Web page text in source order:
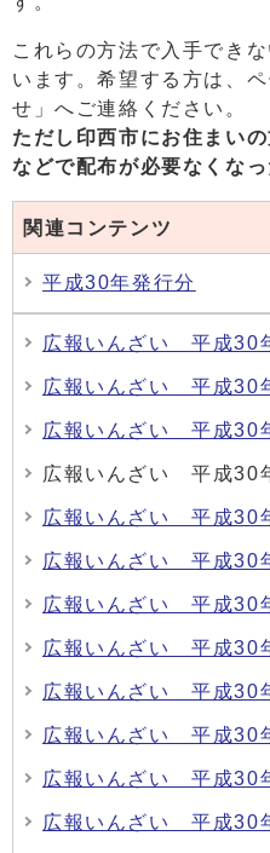
これらの方法で入手でき
います。希望する方は、
せ」へご連絡ください。
ただし印西市にお住まい
などで配布が必要なくな
関連コンテンツ
平成30年発行分
広報いんざい 平成
広報いんざい 平成
広報いんざい 平成
広報いんざい 平成
広報いんざい 平成
広報いんざい 平成
広報いんざい 平成
広報いんざい 平成
広報いんざい 平成
広報いんざい 平成
広報いんざい 平成
広報いんざい 平成